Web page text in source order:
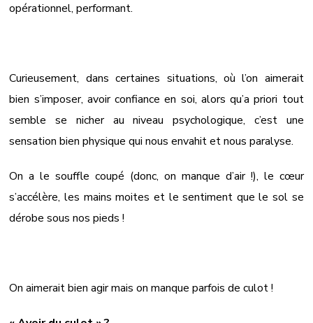
opérationnel, performant.
Curieusement, dans certaines situations, où l’on aimerait
bien s’imposer, avoir confiance en soi, alors qu’a priori tout
semble se nicher au niveau psychologique, c’est une
sensation bien physique qui nous envahit et nous paralyse.
On a le souffle coupé (donc, on manque d’air !), le cœur
s’accélère, les mains moites et le sentiment que le sol se
dérobe sous nos pieds !
On aimerait bien agir mais on manque parfois de culot !